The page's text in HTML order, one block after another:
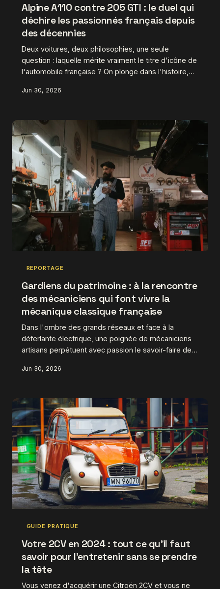
Alpine A110 contre 205 GTI : le duel qui
déchire les passionnés français depuis
des décennies
Deux voitures, deux philosophies, une seule
question : laquelle mérite vraiment le titre d'icône de
l'automobile française ? On plonge dans l'histoire,
pour tenter de départager ces deux monstres
Jun 30, 2026
REPORTAGE
Gardiens du patrimoine : à la rencontre
des mécaniciens qui font vivre la
mécanique classique française
Dans l'ombre des grands réseaux et face à la
déferlante électrique, une poignée de mécaniciens
artisans perpétuent avec passion le savoir-faire de
à leur rencontre, des ateliers normands aux remises
Jun 30, 2026
GUIDE PRATIQUE
Votre 2CV en 2024 : tout ce qu'il faut
savoir pour l'entretenir sans se prendre
la tête
Vous venez d'acquérir une Citroën 2CV et vous ne